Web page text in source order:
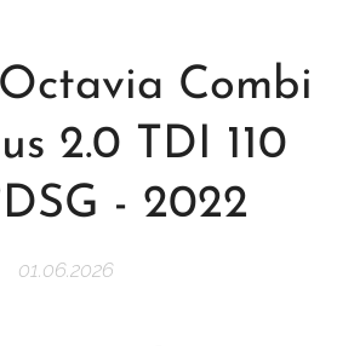
Combi
2.0 TDI 110
- 2022
01.06.2026